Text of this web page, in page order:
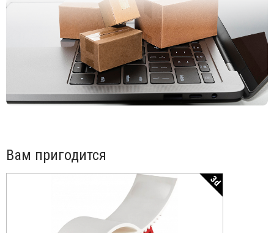
Вам пригодится
3d